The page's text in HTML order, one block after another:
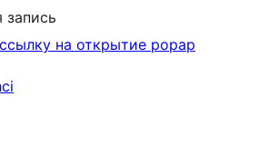
запись
на открытие popap